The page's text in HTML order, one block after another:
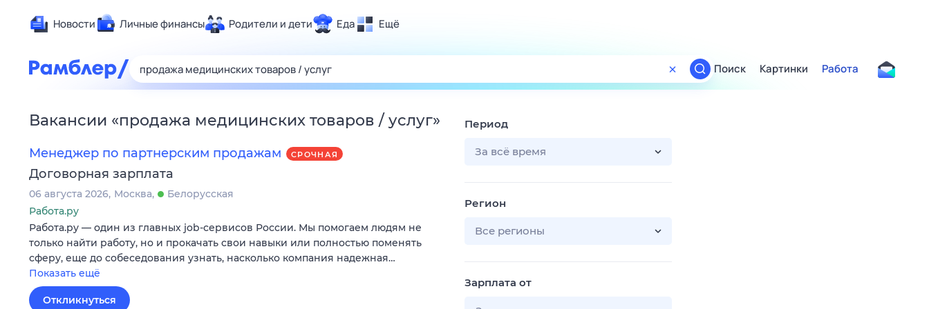
Новости Личные финансы Родители и дети Еда Ещё
Здоровье
Развлечения и отдых
Спорт
Карьера
Сберегаем вместе
Поиск
ТВ-программа
Поиск Картинки Работа
Вакансии «продажа медицинских товаров / услуг»
Менеджер по партнерским продажам СРОЧНАЯ
Договорная зарплата
06 августа 2026 Москва
Белорусская
Работа.ру
Работа.ру — один из главных job-сервисов России. Мы помогаем людям не
только найти работу, но и прокачать свои навыки или полностью поменять
сферу, еще до собеседования узнать, насколько компания надежная…
Показать ещё
Откликнуться
Период
За всё время
Регион
Все регионы
Зарплата от